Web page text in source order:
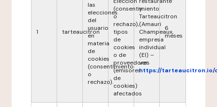
1 tarteaucitron
las
elecciones
del
usuario
en
materia
de
cookies
(consentimiento
o
rechazo).
(consentimiento
o
rechazo),
tipos
de
cookies
o de
proveedores
(emisores
de
cookies)
afectados
y
Tarteaucitron
(Amauri
Champeaux,
empresa
individual
(EI) –
ver
https://tarteaucitron.io/
6
meses